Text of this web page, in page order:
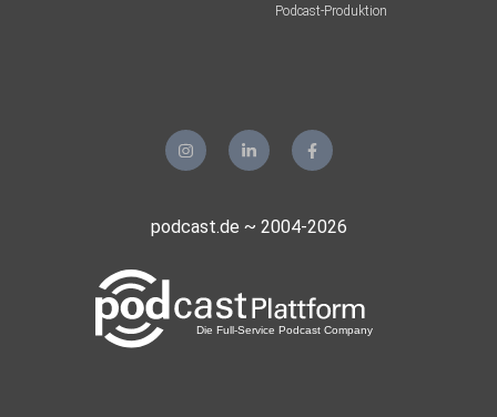
Podcast-Produktion
podcast.de ~ 2004-2026